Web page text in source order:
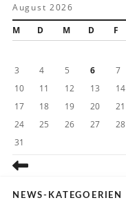
August 2026
M
D M D F
3
4 5 6 7
10
11 12 13 14
17
18 19 20 21
24
25 26 27 28
31
NEWS-KATEGOERIEN